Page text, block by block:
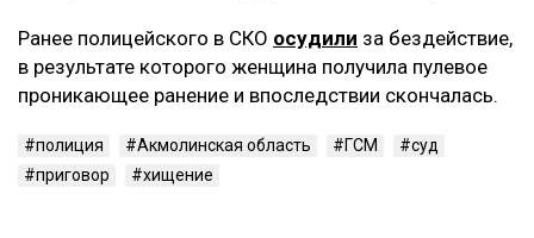
Ранее полицейского в СКО осудили за бездействие,
в результате которого женщина получила пулевое
проникающее ранение и впоследствии скончалась.
полиция Акмолинская область ГСМ
суд
приговор
хищение